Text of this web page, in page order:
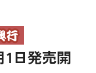
日発売開